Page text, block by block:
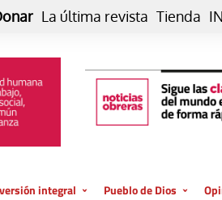
La última revista Tienda
integral
Pueblo de Dios